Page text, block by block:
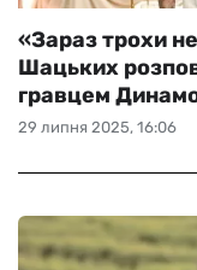
29 липня 2025, 16:06
«Зараз трохи
Шацьких
гравцем